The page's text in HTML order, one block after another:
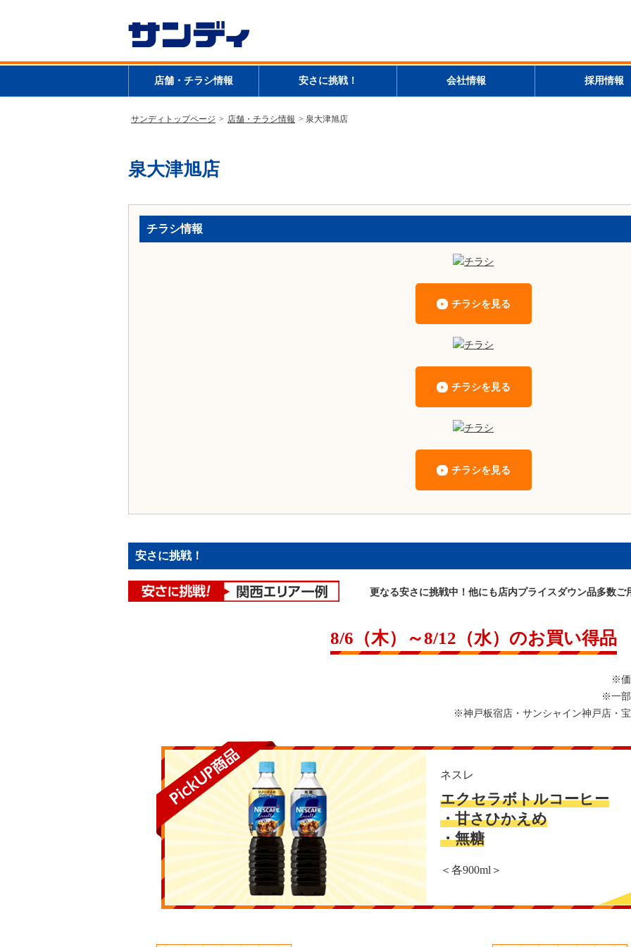
店舗・チラシ情報 安さに挑戦！ 会社情報 採用情報
サンディトップページ > 店舗・チラシ情報 > 泉大津旭店
泉大津旭店
チラシ情報
チラシを見る
チラシを見る
チラシを見る
安さに挑戦！
更なる安さに挑戦中！他にも店内プライスダウン品多数ご
8/6（木）～8/12（水）のお買い得品
※価
※一部
※神戸板宿店・サンシャイン神戸店・
ネスレ
エクセラボトルコーヒー
・甘さひかえめ
・無糖
＜各900ml＞